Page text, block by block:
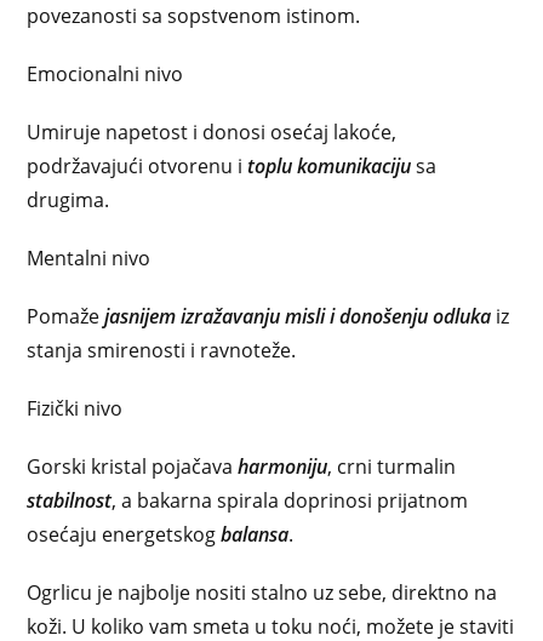
povezanosti sa sopstvenom istinom.
Emocionalni nivo
Umiruje napetost i donosi osećaj lakoće,
podržavajući otvorenu i toplu komunikacijusa
drugima.
Mentalni nivo
Pomažejasnijem izražavanju misli i donošenju odluka iz
stanja smirenosti i ravnoteže.
Fizički nivo
Gorski kristal pojačavaharmoniju, crni turmalin
stabilnost, a bakarna spirala doprinosi prijatnom
osećaju energetskogbalansa.
Ogrlicu je najbolje nositi stalno uz sebe, direktno na
koži. U koliko vam smeta u toku noći, možete je staviti